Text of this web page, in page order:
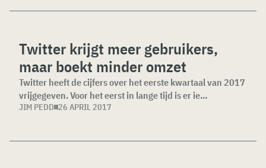
Twitter krijgt meer gebruikers,
maar boekt minder omzet
Twitter heeft de cijfers over het eerste kwartaal van 2017
vrijgegeven. Voor het eerst in lange tijd is er ie...
JIM PEDD 26 APRIL 2017